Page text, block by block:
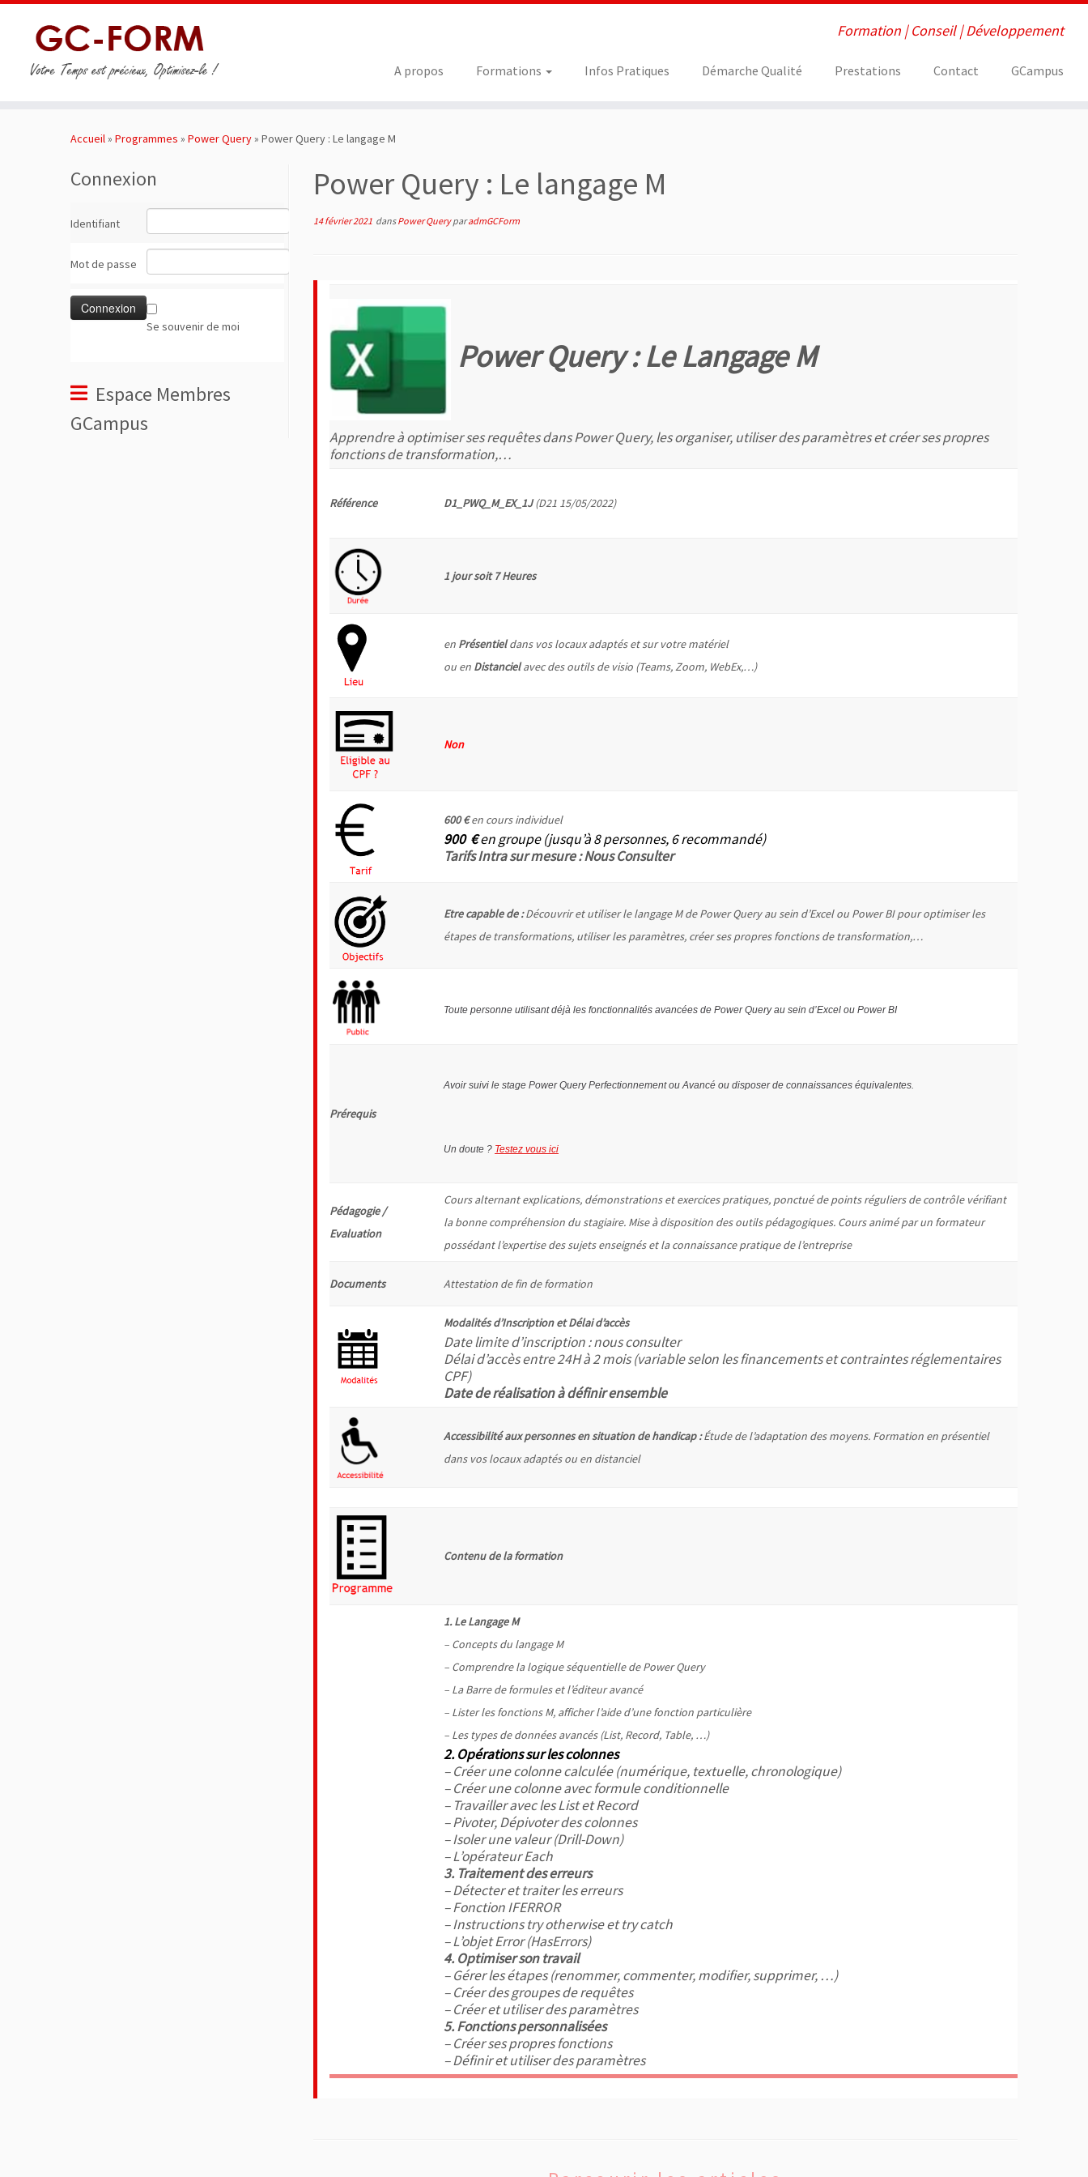
Formation | Conseil | Développement
A propos Formations Infos Pratiques Démarche Qualité Prestations Contact GCampus
Accueil» Programmes » Power Query» Power Query : Le langage M
Connexion
Identifiant
Mot de passe
Se souvenir de moi
Espace Membres
GCampus
Power Query : Le langage M
14 février 2021 dansPower QueryparadmGCForm
Power Query : Le Langage M
Apprendre à optimiser ses requêtes dans Power Query, les organiser, utiliser des paramètres et créer ses propres
fonctions de transformation,…
Référence D1_PWQ_M_EX_1J(D21 15/05/2022)
1 jour soit 7 Heures
en Présentieldans vos locaux adaptés et sur votre matériel
ou en Distancielavec des outils de visio (Teams, Zoom, WebEx,…)
Non
600 €en cours individuel
900 €en groupe (jusqu’à 8 personnes, 6 recommandé)
Tarifs Intra sur mesure : Nous Consulter
Etre capable de :Découvrir et utiliser le langage M de Power Query au sein d’Excel ou Power BI pour optimiser les
étapes de transformations, utiliser les paramètres, créer ses propres fonctions de transformation,…
Toute personne utilisant déjà les fonctionnalités avancées de Power Query au sein d’Excel ou Power BI
Prérequis
Avoir suivi le stage Power Query Perfectionnement ou Avancé ou disposer de connaissances équivalentes.
Un doute ? Testez vous ici
Pédagogie /
Evaluation
Cours alternant explications, démonstrations et exercices pratiques, ponctué de points réguliers de contrôle vérifiant
la bonne compréhension du stagiaire. Mise à disposition des outils pédagogiques. Cours animé par un formateur
possédant l’expertise des sujets enseignés et la connaissance pratique de l’entreprise
Documents Attestation de fin de formation
Modalités d’Inscription et Délai d’accès
Date limite d’inscription : nous consulter
Délai d’accès entre 24H à 2 mois (variable selon les financements et contraintes réglementaires
CPF)
Date de réalisation à définir ensemble
Accessibilité aux personnes en situation de handicap :Étude de l’adaptation des moyens. Formation en présentiel
dans vos locaux adaptés ou en distanciel
Contenu de la formation
1. Le Langage M
– Concepts du langage M
– Comprendre la logique séquentielle de Power Query
– La Barre de formules et l’éditeur avancé
– Lister les fonctions M, afficher l’aide d’une fonction particulière
– Les types de données avancés (List, Record, Table, …)
2. Opérations sur les colonnes
– Créer une colonne calculée (numérique, textuelle, chronologique)
– Créer une colonne avec formule conditionnelle
– Travailler avec les List et Record
– Pivoter, Dépivoter des colonnes
– Isoler une valeur (Drill-Down)
– L’opérateur Each
3. Traitement des erreurs
– Détecter et traiter les erreurs
– Fonction IFERROR
– Instructions try otherwise et try catch
– L’objet Error (HasErrors)
4. Optimiser son travail
– Gérer les étapes (renommer, commenter, modifier, supprimer, …)
– Créer des groupes de requêtes
– Créer et utiliser des paramètres
5. Fonctions personnalisées
– Créer ses propres fonctions
– Définir et utiliser des paramètres